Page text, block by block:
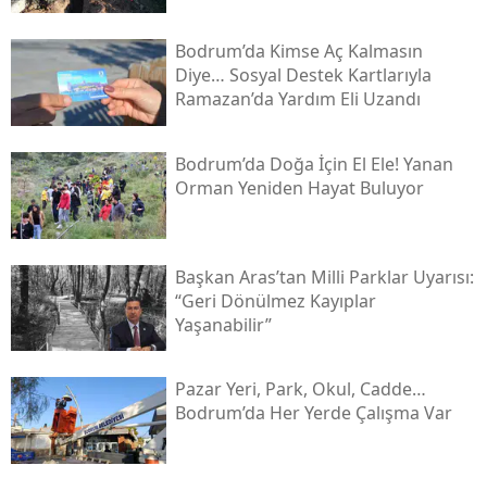
Bodrum’da Kimse Aç Kalmasın
Diye… Sosyal Destek Kartlarıyla
Ramazan’da Yardım Eli Uzandı
Bodrum’da Doğa İçin El Ele! Yanan
Orman Yeniden Hayat Buluyor
Başkan Aras’tan Milli Parklar Uyarısı:
“geri Dönülmez Kayıplar
Yaşanabilir”
Pazar Yeri, Park, Okul, Cadde…
Bodrum’da Her Yerde Çalışma Var